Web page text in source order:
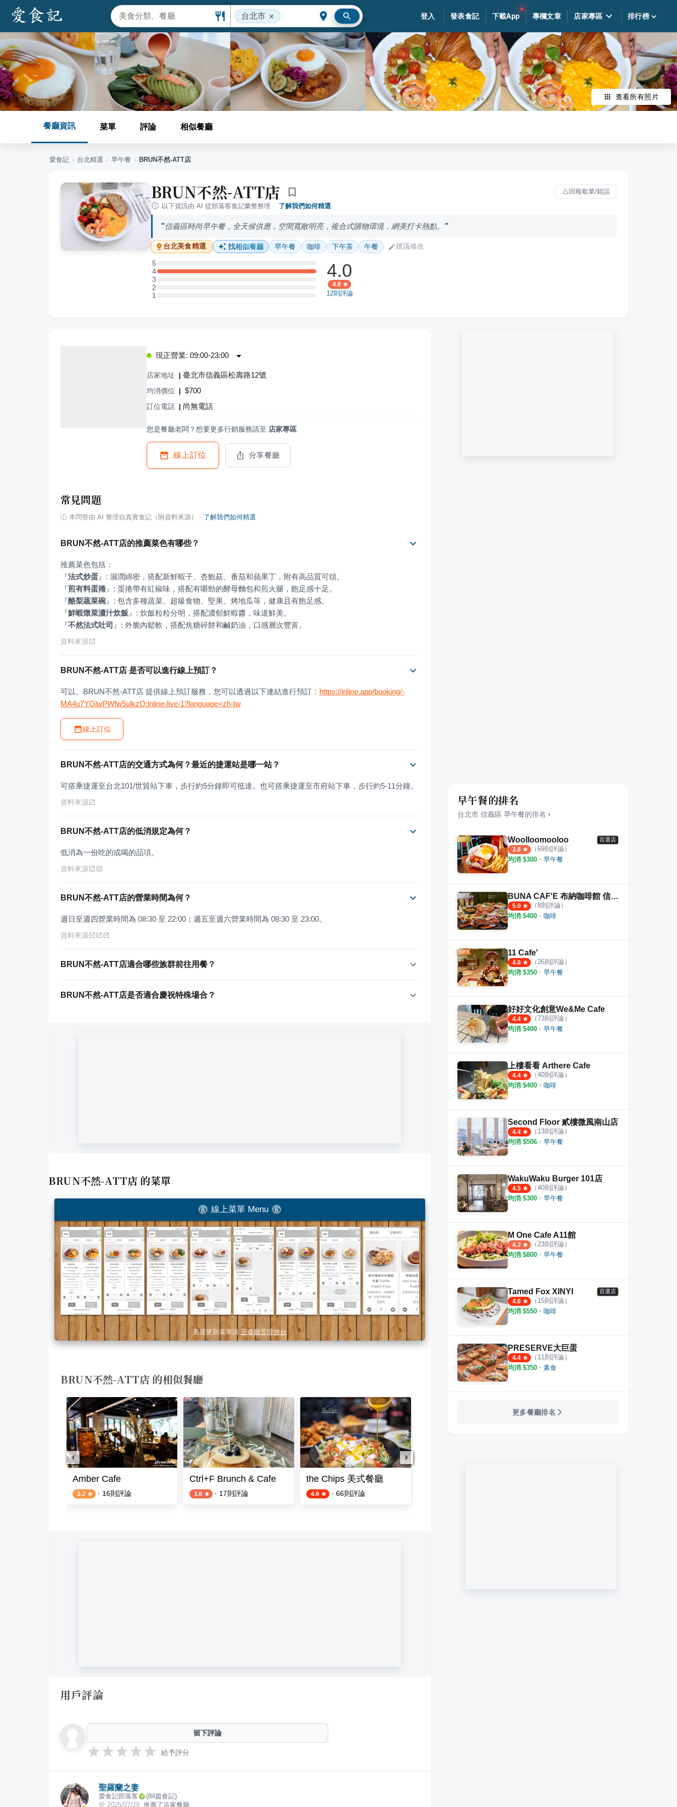
台北市 登入 發表食記 下載App 專欄文章 店家專區 排行榜
查看所有照片
餐廳資訊 菜單 評論 相似餐廳
愛食記 › 台北精選 › 早午餐 › BRUN不然-ATT店
BRUN不然-ATT店
回報歇業/錯誤
以下資訊由 AI 從部落客食記彙整整理 · 了解我們如何精選
信義區時尚早午餐，全天候供應，空間寬敞明亮，複合式購物環境，網美打卡熱點。
台北美食精選 找相似餐廳 早午餐 咖啡 下午茶 午餐 建議修改
5
5 星：0 則評論
4
4 星：3 則評論
3
3 星：0 則評論
2
2 星：0 則評論
11 星：0 則評論
4.0
4.0
12則評論
現正營業: 09:00-23:00
店家地址 | 臺北市信義區松壽路12號
均消價位 | $700
訂位電話 | 尚無電話
您是餐廳老闆？想要更多行銷服務請至 店家專區
線上訂位 分享餐廳
常見問題
ⓘ 本問答由 AI 整理自真實食記（附資料來源） · 了解我們如何精選
BRUN不然-ATT店的推薦菜色有哪些？
『法式炒蛋 』
『煎有料蛋捲 』
『酪梨蔬菜碗 』
『鮮蝦燉菜濃汁炊飯 』
『不然法式吐司 』 : 外脆內鬆軟，搭配焦糖碎餅和鹹奶油，口感層次豐富。
資料來源
BRUN不然-ATT店 是否可以進行線上預訂？
可以。BRUN不然-ATT店 提供線上預訂服務，您可以透過以下連結進行預訂： https://inline.app/booking/-
MA4u7YGlwPWfw5ulkzO:inline-live-1?language=zh-tw
線上訂位
BRUN不然-ATT店的交通方式為何？最近的捷運站是哪一站？
可搭乘捷運至台北101/世貿站下車，步行約5分鐘即可抵達。也可搭乘捷運至市府站下車，步行約5-11分鐘。
資料來源
BRUN不然-ATT店的低消規定為何？
低消為一份吃的或喝的品項。
資料來源
BRUN不然-ATT店的營業時間為何？
週日至週四營業時間為 08:30 至 22:00；週五至週六營業時間為 08:30 至 23:00。
資料來源
BRUN不然-ATT店適合哪些族群前往用餐？
BRUN不然-ATT店是否適合慶祝特殊場合？
BRUN不然-ATT店 的菜單
線上菜單 Menu
若需更新菜單請 至餐廳管理後台
BRUN不然-ATT店 的相似餐廳
Amber Cafe
3.2 · 16則評論
Ctrl+F Brunch & Cafe
3.8 · 17則評論
the Chips 美式餐廳
4.6 · 66則評論
用戶評論
留下評論
給予評分
聖羅蘭之妻
愛食記部落客 (84篇食記)
於 2025/07/29 推薦了這家餐廳
早午餐的排名
台北市 信義區 早午餐的排名 ›
Woolloomooloo 百選店
3.8 （69則評論）
均消 $300 ・ 早午餐
BUNA CAF'E 布納咖啡館 信義店
5.0 （8則評論）
均消 $400 ・ 咖啡
11 Cafe'
4.6 （26則評論）
均消 $350 ・ 早午餐
好好文化創意We&Me Cafe
4.4 （73則評論）
均消 $400 ・ 早午餐
上樓看看 Arthere Cafe
4.4 （40則評論）
均消 $400 ・ 咖啡
Second Floor 貳樓微風南山店
4.4 （ 13則評論）
均消 $506 ・ 早午餐
WakuWaku Burger 101店
4.5 （40則評論）
均消 $300 ・ 早午餐
M One Cafe A11館
4.3 （23則評論）
均消 $800 ・ 早午餐
Tamed Fox XINYI 百選店
4.6 （ 15則評論）
均消 $550 ・ 咖啡
PRESERVE大巨蛋
4.4 （ 11則評論）
均消 $350 ・ 素食
更多餐廳排名